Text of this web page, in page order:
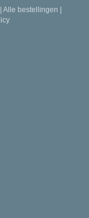
Alle bestellingen |